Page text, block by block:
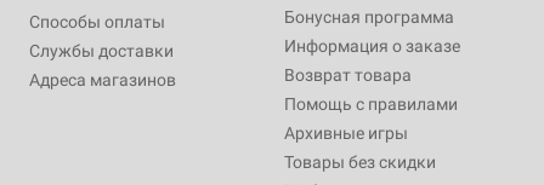
Способы оплаты
Службы доставки
Адреса магазинов
Бонусная программа
Информация о заказе
Возврат товара
Помощь с правилами
Архивные игры
Товары без скидки